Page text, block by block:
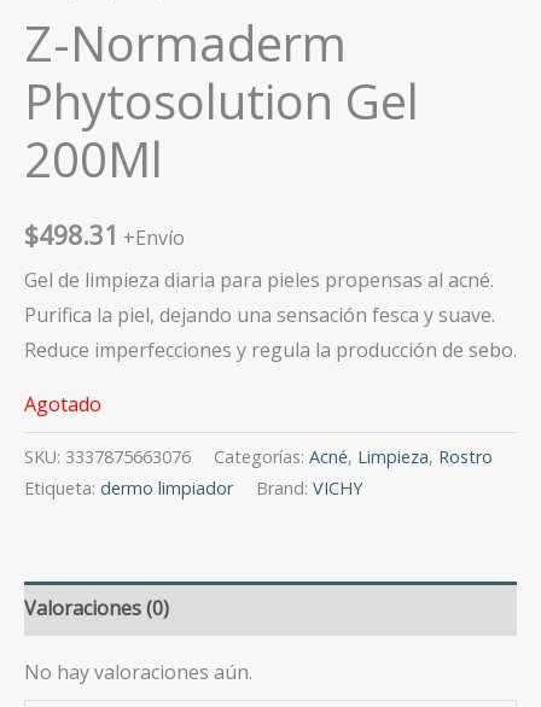
Z-Normaderm
Phytosolution Gel
200Ml
$498.31 +Envío
Gel de limpieza diaria para pieles propensas al acné.
Purifica la piel, dejando una sensación fesca y suave.
Reduce imperfecciones y regula la producción de sebo.
Agotado
SKU: 3337875663076 Categorías: Acné, Limpieza, Rostro
Etiqueta: dermo limpiador Brand: VICHY
Valoraciones (0)
No hay valoraciones aún.